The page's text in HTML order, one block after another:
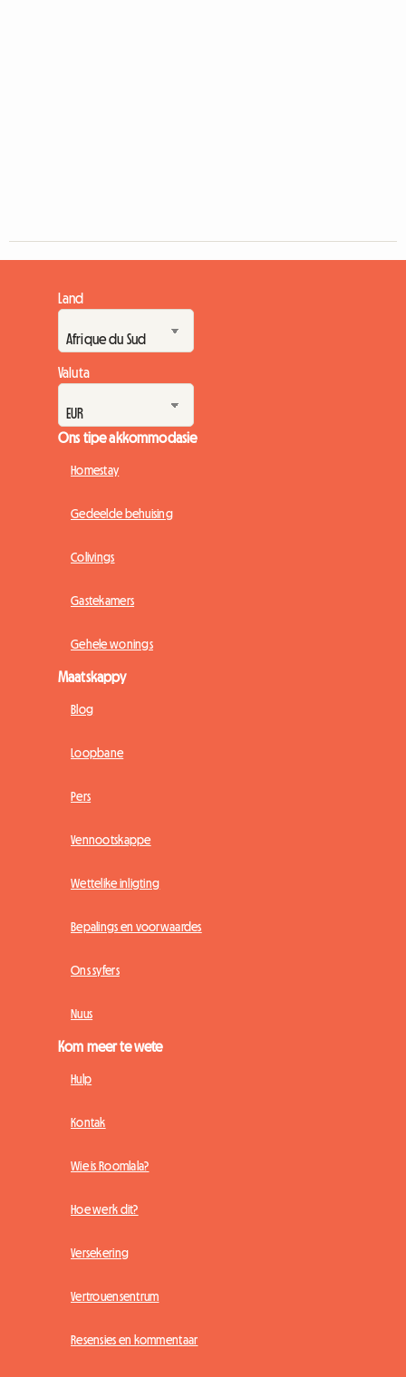
Land
Valuta
Ons tipe akkommodasie
Homestay
Gedeelde behuising
Colivings
Gastekamers
Gehele wonings
Maatskappy
Blog
Loopbane
Pers
Vennootskappe
Wettelike inligting
Bepalings en voorwaardes
Ons syfers
Nuus
Kom meer te wete
Hulp
Kontak
Wie is Roomlala?
Hoe werk dit?
Versekering
Vertrouensentrum
Resensies en kommentaar